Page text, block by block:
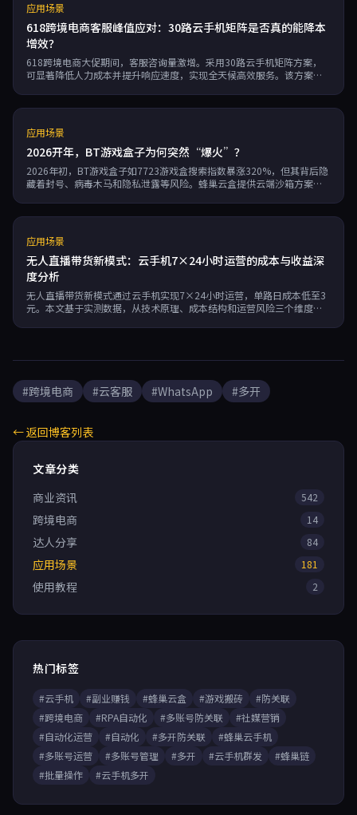
应用场景
618跨境电商客服峰值应对：30路云手机矩阵是否真的能降本
增效？
618跨境电商大促期间，客服咨询量激增。采用30路云手机矩阵方案，
可显著降低人力成本并提升响应速度，实现全天候高效服务。该方案通
应用场景
2026开年，BT游戏盒子为何突然“爆火”？
2026年初，BT游戏盒子如7723游戏盒搜索指数暴涨320%，但其背后隐
藏着封号、病毒木马和隐私泄露等风险。蜂巢云盒提供云端沙箱方案，
应用场景
无人直播带货新模式：云手机7×24小时运营的成本与收益深
度分析
无人直播带货新模式通过云手机实现7×24小时运营，单路日成本低至3
元。本文基于实测数据，从技术原理、成本结构和运营风险三个维度深
#跨境电商 #云客服 #WhatsApp #多开
← 返回博客列表
文章分类
商业资讯
542
跨境电商 14
达人分享 84
应用场景 181
使用教程 2
热门标签
#云手机 #副业赚钱 #蜂巢云盒 #游戏搬砖
#防关联
#跨境电商
#RPA自动化 #多账号防关联
#社媒营销
#自动化运营
#自动化 #多开防关联
#蜂巢云手机
#多账号运营
#多账号管理 #多开 #云手机群发
#蜂巢链
#批量操作
#云手机多开